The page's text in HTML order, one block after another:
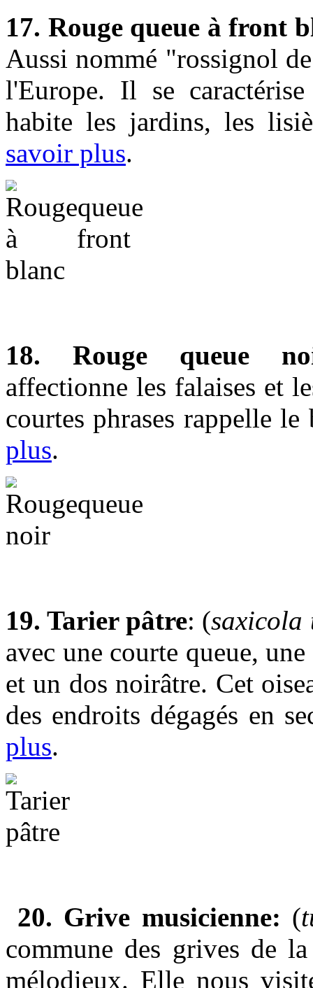
17. Rouge queue à front
Aussi nommé "rossignol
l'Europe. Il se
habite les jardins, les
savoir plus.
18. Rouge queue
affectionne les falaises et
courtes phrases rappelle
plus.
19. Tarier pâtre: (saxicola
avec une courte queue,
et un dos noirâtre. Cet
des endroits dégagés en
plus.
20. Grive musicienne: (
commune des grives de
mélodieux. Elle nous